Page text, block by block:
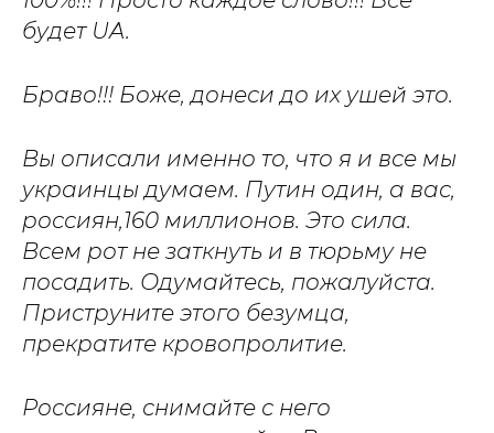
будет UA.
Браво!!! Боже, донеси до их ушей это.
Вы описали именно то, что я и все мы
украинцы думаем. Путин один, а вас,
россиян,160 миллионов. Это сила.
Всем рот не заткнуть и в тюрьму не
посадить. Одумайтесь, пожалуйста.
Приструните этого безумца,
прекратите кровопролитие.
Россияне, снимайте с него